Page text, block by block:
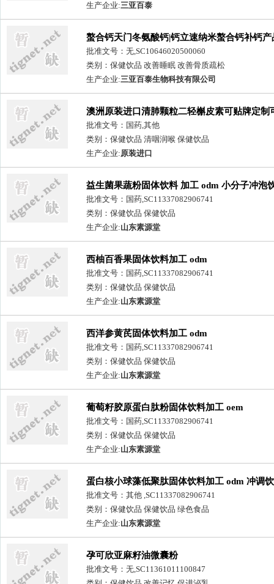
生产企业:三亚百泰
螯合钙天门冬氨酸钙|钙立速纳米螯合钙补钙产
批准文号：无,SC10646020500060
类别：保健饮品 改善睡眠 改善骨质疏松
生产企业:三亚百泰生物科技有限公司
澳洲原装进口清肺颗粒二轻槲皮素可贴牌定制
大包
批准文号：国药,其他
类别：保健饮品 清咽润喉 保健饮品
生产企业:原装进口
益生菌果蔬粉固体饮料 加工 odm 小分子冲泡
品
批准文号：国药,SC11337082906741
类别：保健饮品 保健饮品
生产企业:山东素源堂
西柚百香果固体饮料加工 odm
批准文号：国药,SC11337082906741
类别：保健饮品 保健饮品
生产企业:山东素源堂
西洋参黄芪固体饮料加工 odm
批准文号：国药,SC11337082906741
类别：保健饮品 保健饮品
生产企业:山东素源堂
葡萄籽胶原蛋白肽粉固体饮料加工 oem
批准文号：国药,SC11337082906741
类别：保健饮品 保健饮品
生产企业:山东素源堂
蛋白核小球藻低聚肽固体饮料加工 odm 冲调饮
品生产企业
批准文号：其他 ,SC11337082906741
类别：保健饮品 保健饮品 绿色食品
生产企业:山东素源堂
孕可欣亚麻籽油微囊粉
批准文号：无,SC11361011100847